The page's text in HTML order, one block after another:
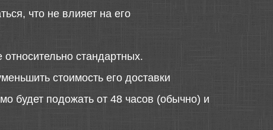
что не влияет на его
стандартных.
стоимость его доставки
будет подожать от 48 часов (обычно) и